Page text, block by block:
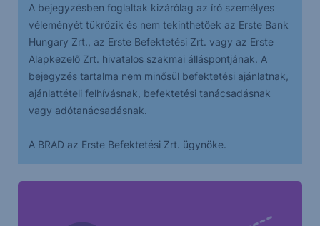
A bejegyzésben foglaltak kizárólag az író személyes
véleményét tükrözik és nem tekinthetőek az Erste Bank
Hungary Zrt., az Erste Befektetési Zrt. vagy az Erste
Alapkezelő Zrt. hivatalos szakmai álláspontjának. A
bejegyzés tartalma nem minősül befektetési ajánlatnak,
ajánlattételi felhívásnak, befektetési tanácsadásnak
vagy adótanácsadásnak.
A BRAD az Erste Befektetési Zrt. ügynöke.